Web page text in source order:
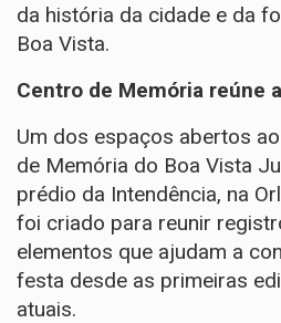
da história da cidade e da
Boa Vista.
Centro de Memória reúne
Um dos espaços abertos
de Memória do Boa Vista
prédio da Intendência, na
foi criado para reunir
elementos que ajudam a
festa desde as primeiras
atuais.